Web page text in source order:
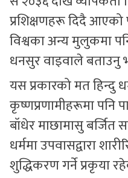
प्रशिक्षणहरू दिदै आएको
विश्वका अन्य मुलुकमा
धनसुर वाइवाले बताउनु
यस प्रकारको मत हिन्दु
कृष्णप्रणामीहरूमा पनि
बॉधेर माछामासु
धर्ममा उपवासद्वारा
शुद्धिकरण गर्ने प्रकृया